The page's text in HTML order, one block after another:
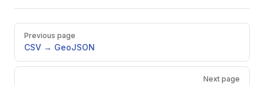
Pager
Previous page
CSV → GeoJSON
Next page